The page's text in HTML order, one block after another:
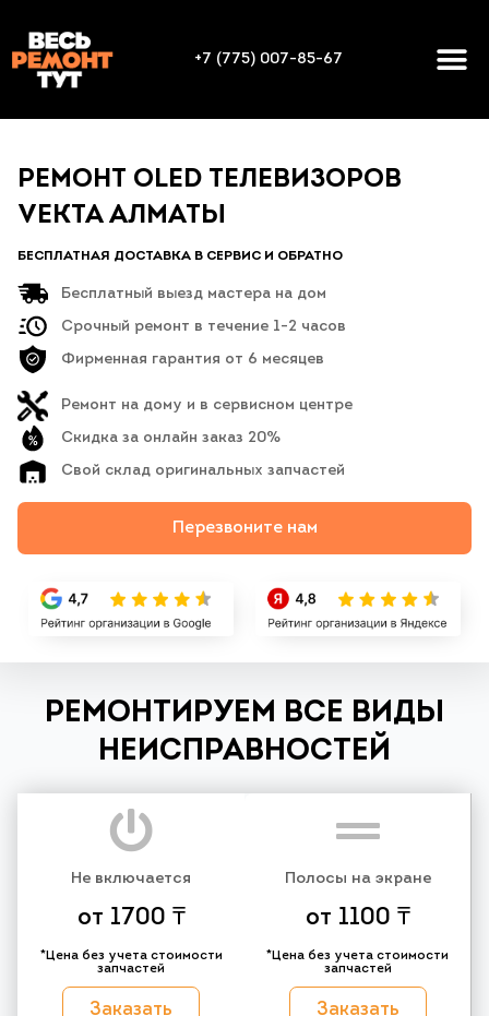
+7 (775) 007-85-67
РЕМОНТ OLED ТЕЛЕВИЗОРОВ
VEKTA АЛМАТЫ
БЕСПЛАТНАЯ ДОСТАВКА В СЕРВИС И ОБРАТНО
Бесплатный выезд мастера на дом
Срочный ремонт в течение 1-2 часов
Фирменная гарантия от 6 месяцев
Ремонт на дому и в сервисном центре
Скидка за онлайн заказ 20%
Свой склад оригинальных запчастей
Перезвоните нам
РЕМОНТИРУЕМ ВСЕ ВИДЫ
НЕИСПРАВНОСТЕЙ
Не включается
от 1700 ₸
*Цена без учета стоимости
запчастей
Заказать
Полосы на экране
от 1100 ₸
*Цена без учета стоимости
запчастей
Заказать